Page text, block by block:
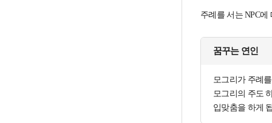
주례를 서는 NPC
꿈꾸는 연인
모그리가 주례
모그리의 주도
입맞춤을 하게